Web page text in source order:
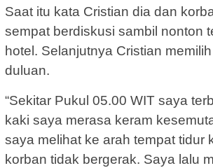
Saat itu kata Cristian dia dan
sempat berdiskusi sambil nonton
hotel. Selanjutnya Cristian
duluan.
“Sekitar Pukul 05.00 WIT saya
kaki saya merasa keram
saya melihat ke arah tempat tidur
korban tidak bergerak. Saya lalu